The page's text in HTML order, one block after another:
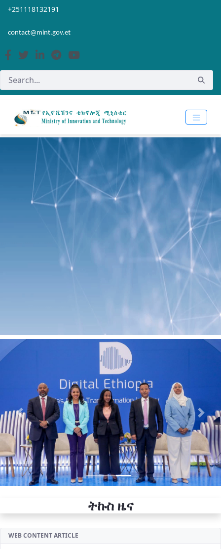
Skip to Main Content
Open Accessibility Menu
+251118132191
contact@mint.gov.et
Previous Next
ትኩስ ዜና
WEB CONTENT ARTICLE